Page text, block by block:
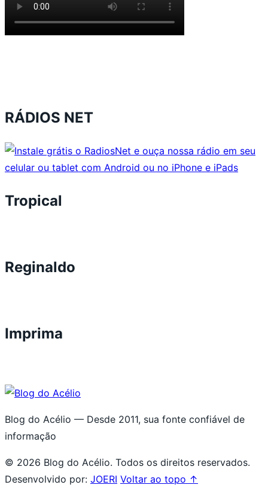
RÁDIOS NET
Tropical
Reginaldo
Imprima
Blog do Acélio — Desde 2011, sua fonte confiável de
informação
© 2026 Blog do Acélio. Todos os direitos reservados.
Desenvolvido por: JOERI Voltar ao topo ↑